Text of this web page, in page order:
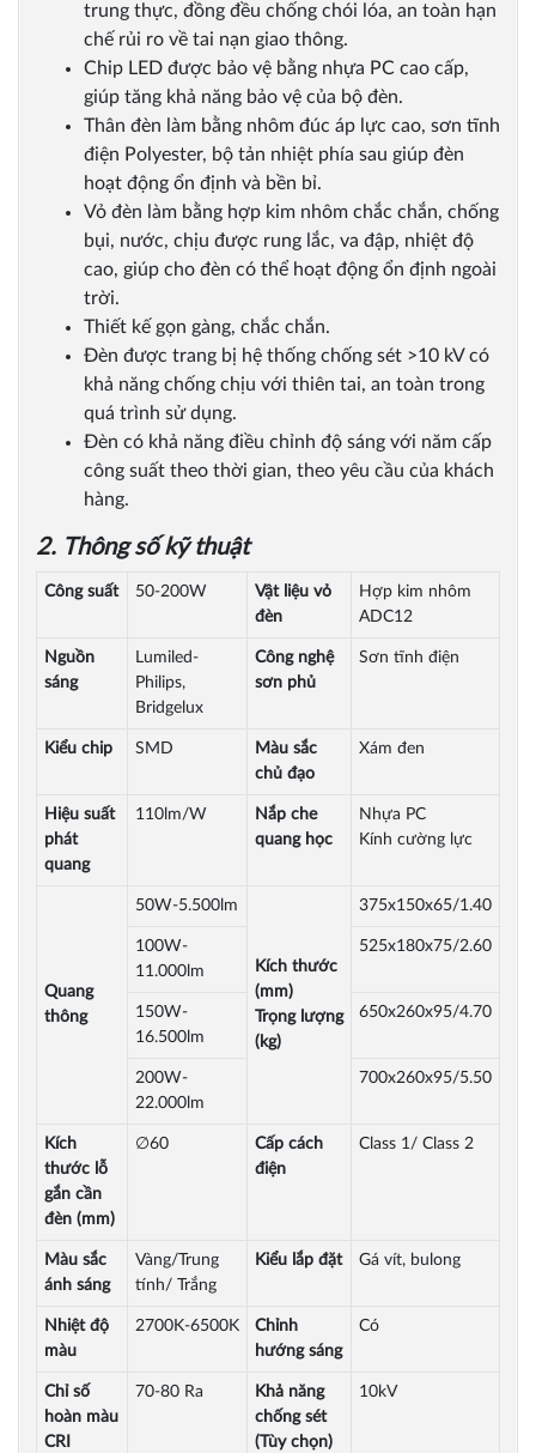
trung thực, đồng đều chống chói lóa, an toàn hạn
chế rủi ro về tai nạn giao thông.
Chip LED được bảo vệ bằng nhựa PC cao cấp,
giúp tăng khả năng bảo vệ của bộ đèn.
Thân đèn làm bằng nhôm đúc áp lực cao, sơn tĩnh
điện Polyester, bộ tản nhiệt phía sau giúp đèn
hoạt động ổn định và bền bỉ.
Vỏ đèn làm bằng hợp kim nhôm chắc chắn, chống
bụi, nước, chịu được rung lắc, va đập, nhiệt độ
cao, giúp cho đèn có thể hoạt động ổn định ngoài
trời.
Thiết kế gọn gàng, chắc chắn.
Đèn được trang bị hệ thống chống sét >10 kV có
khả năng chống chịu với thiên tai, an toàn trong
quá trình sử dụng.
Đèn có khả năng điều chỉnh độ sáng với năm cấp
công suất theo thời gian, theo yêu cầu của khách
hàng.
2. Thông số kỹ thuật
Công suất 50-200W
Vật liệu vỏ
đèn
Hợp kim nhôm
ADC12
Nguồn
sáng
Lumiled-
Philips,
Bridgelux
Công nghệ
sơn phủ
Sơn tĩnh điện
Kiểu chip SMD
Màu sắc
chủ đạo
Xám đen
Hiệu suất
phát
quang
110lm/W
Nắp che
quang học
Nhựa PC
Kính cường lực
Quang
thông
50W-5.500lm
Kích thước
(mm)
Trọng lượng
(kg)
375x150x65/1.40
100W-
11.000lm
525x180x75/2.60
150W-
16.500lm
650x260x95/4.70
200W-
22.000lm
700x260x95/5.50
Kích
thước lỗ
gắn cần
đèn (mm)
∅60
Cấp cách
điện
Class 1/ Class 2
Màu sắc
ánh sáng
Vàng/Trung
tính/ Trắng
Kiểu lắp đặt Gá vít, bulong
Nhiệt độ
màu
2700K-6500K
Chỉnh
hướng sáng
Có
Chỉ số
hoàn màu
CRI
70-80 Ra
Khả năng
chống sét
(Tùy chọn)
10kV